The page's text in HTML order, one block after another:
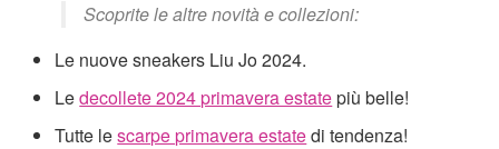
Scoprite le altre novità e collezioni:
Le nuove sneakers Liu Jo 2024.
Ledecollete 2024 primavera estatepiù belle!
Tutte lescarpe primavera estatedi tendenza!